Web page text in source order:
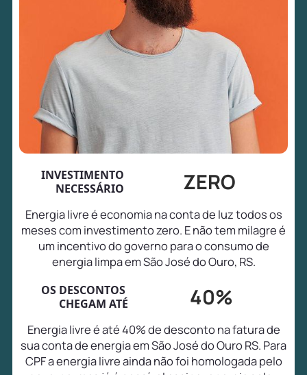
INVESTIMENTO
NECESSÁRIO
ZERO
Energia livre é economia na conta de luz todos os
meses com investimento zero. E não tem milagre é
um incentivo do governo para o consumo de
energia limpa em São José do Ouro, RS.
OS DESCONTOS
CHEGAM ATÉ
40%
Energia livre é até 40% de desconto na fatura de
sua conta de energia em São José do Ouro RS. Para
CPF a energia livre ainda não foi homologada pelo